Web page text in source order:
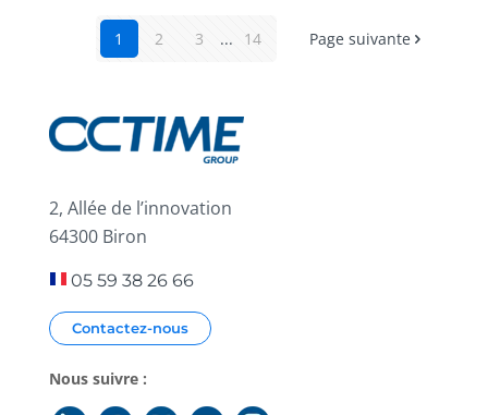
1 2 3 ... 14 Page suivante
2, Allée de l’innovation
64300 Biron
05 59 38 26 66
Contactez-nous
Nous suivre :